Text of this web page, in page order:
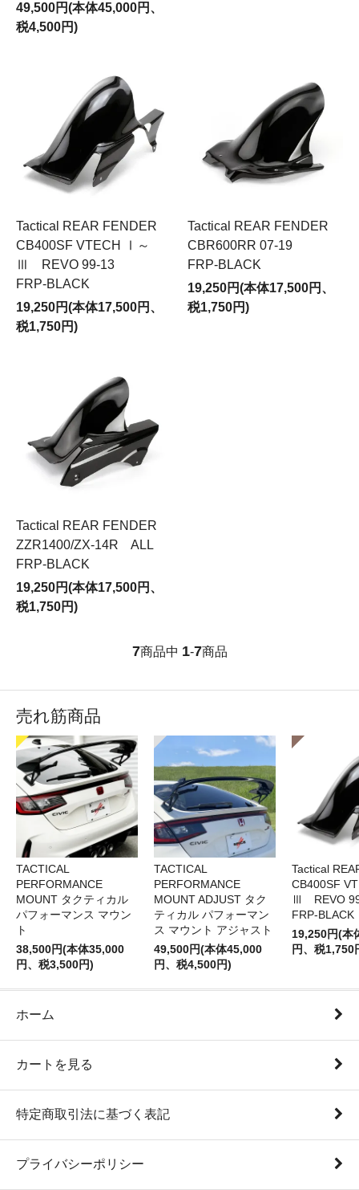
49,500円(本体45,000円、
税4,500円)
Tactical REAR FENDER
CB400SF VTECH Ⅰ～
Ⅲ REVO 99-13
FRP-BLACK
19,250円(本体17,500円、
税1,750円)
Tactical REAR FENDER
CBR600RR 07-19
FRP-BLACK
19,250円(本体17,500円、
税1,750円)
Tactical REAR FENDER
ZZR1400/ZX-14R ALL
FRP-BLACK
19,250円(本体17,500円、
税1,750円)
7商品中 1-7商品
売れ筋商品
TACTICAL
PERFORMANCE
MOUNT タクティカル
パフォーマンス マウン
ト
38,500円(本体35,000
円、税3,500円)
TACTICAL
PERFORMANCE
MOUNT ADJUST タク
ティカル パフォーマン
ス マウント アジャスト
49,500円(本体45,000
円、税4,500円)
Tactical
CB400SF
Ⅲ REVO
FRP-BLACK
19,250円(本
円、税1,750
ホーム
カートを見る
特定商取引法に基づく表記
プライバシーポリシー